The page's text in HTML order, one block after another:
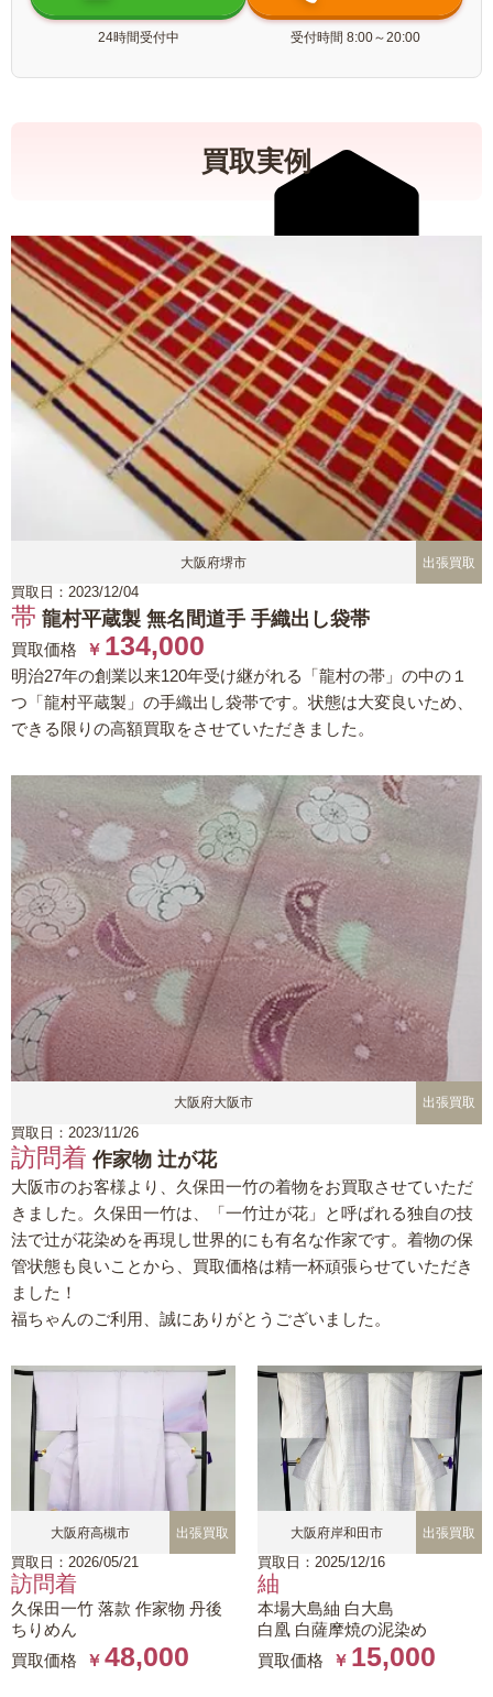
24時間受付中 受付時間 8:00～20:00
買取実例
大阪府堺市 出張買取
買取日：2023/12/04
帯 龍村平蔵製 無名間道手 手織出し袋帯
買取価格 ￥ 134,000
明治27年の創業以来120年受け継がれる「龍村の帯」の中の１
つ「龍村平蔵製」の手織出し袋帯です。状態は大変良いため、
できる限りの高額買取をさせていただきました。
大阪府大阪市 出張買取
買取日：2023/11/26
訪問着 作家物 辻が花
大阪市のお客様より、久保田一竹の着物をお買取させていただ
きました。久保田一竹は、「一竹辻が花」と呼ばれる独自の技
法で辻が花染めを再現し世界的にも有名な作家です。着物の保
管状態も良いことから、買取価格は精一杯頑張らせていただき
ました！
福ちゃんのご利用、誠にありがとうございました。
大阪府高槻市 出張買取
買取日：2026/05/21
訪問着
久保田一竹 落款 作家物 丹後
ちりめん
買取価格
￥ 48,000
大阪府岸和田市 出張買取
買取日：2025/12/16
紬
本場大島紬 白大島
白凰 白薩摩焼の泥染め
買取価格
￥ 15,000